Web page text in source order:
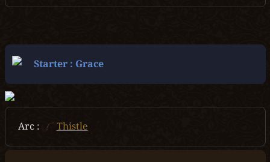
Starter : Grace
Arc : Thistle